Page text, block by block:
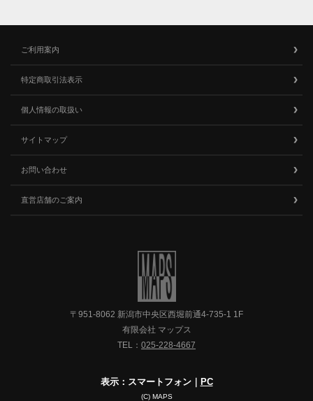
ご利用案内
特定商取引法表示
個人情報の取扱い
サイトマップ
お問い合わせ
直営店舗のご案内
〒951-8062 新潟市中央区西堀前通4-735-1 1F
有限会社 マップス
TEL： 025-228-4667
表示：スマートフォン｜ PC
(C) MAPS